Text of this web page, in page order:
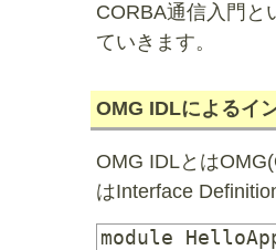
CORBA通信入門と
ていきます。
OMG IDLによるイ
OMG IDLとは
はInterface
module